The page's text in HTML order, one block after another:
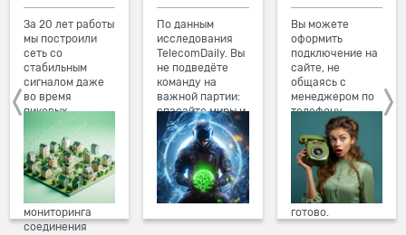
За 20 лет работы
мы построили
сеть со
стабильным
сигналом даже
во время
пиковых
нагрузок в
вечернее время.
Мы постоянно
обновляем наше
оборудование в
домах, а система
мониторинга
соединения
По данным
исследования
TelecomDaily. Вы
не подведёте
команду на
важной партии:
спасайте миры и
побеждайте с
друзьями в
онлайн-играх.
Вы можете
оформить
подключение на
сайте, не
общаясь с
менеджером по
телефону.
Просто в три
клика заполните
форму заявки на
сайте, выберите
дату и время
подключения,
готово.